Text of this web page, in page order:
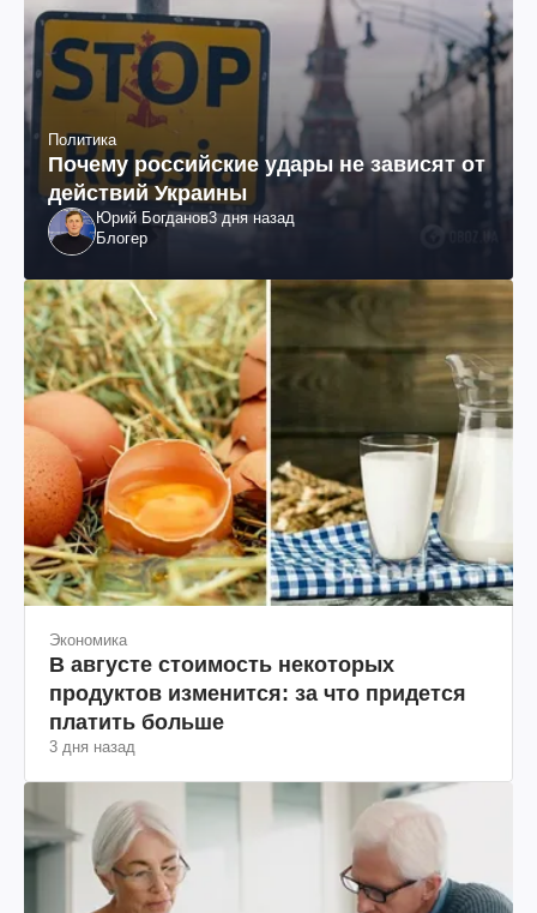
Политика
Почему российские удары не зависят от
действий Украины
Юрий Богданов3 дня назад
Блогер
Экономика
В августе стоимость некоторых
продуктов изменится: за что придется
платить больше
3 дня назад